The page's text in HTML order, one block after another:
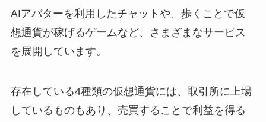
AIアバターを利用したチャットや、歩くことで仮
想通貨が稼げるゲームなど、さまざまなサービス
を展開しています。
存在している4種類の仮想通貨には、取引所に上場
しているものもあり、売買することで利益を得る